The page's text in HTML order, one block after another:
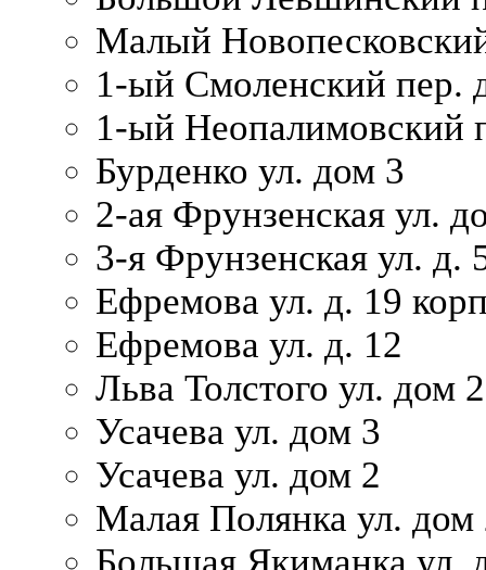
Малый
1-ый Смоленский пер.
1-ый Неопалимовский
Бурденко ул. дом 3
2-ая Фрунзенская ул.
3-я Фрунзенская ул. д.
Ефремова ул. д. 19
Ефремова ул. д. 12
Льва Толстого ул. дом
Усачева ул. дом 3
Усачева ул. дом 2
Малая Полянка ул. дом